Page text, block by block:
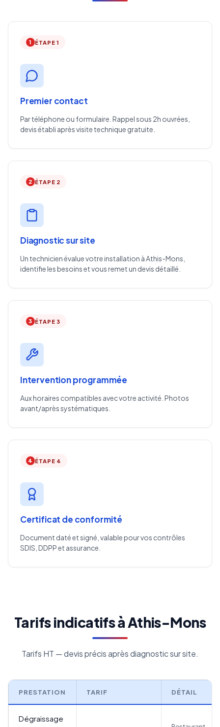
1 ÉTAPE 1
Premier contact
Par téléphone ou formulaire. Rappel sous 2h ouvrées,
devis établi après visite technique gratuite.
2 ÉTAPE 2
Diagnostic sur site
Un technicien évalue votre installation à Athis-Mons,
identifie les besoins et vous remet un devis détaillé.
3 ÉTAPE 3
Intervention programmée
Aux horaires compatibles avec votre activité. Photos
avant/après systématiques.
4 ÉTAPE 4
Certificat de conformité
Document daté et signé, valable pour vos contrôles
SDIS, DDPP et assurance.
Tarifs indicatifs à Athis-Mons
Tarifs HT — devis précis après diagnostic sur site.
PRESTATION TARIF DÉTAIL
Dégraissage